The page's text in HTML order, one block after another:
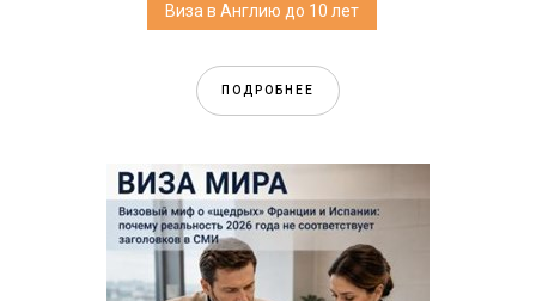
Виза в Англию до 10 лет
ПОДРОБНЕЕ